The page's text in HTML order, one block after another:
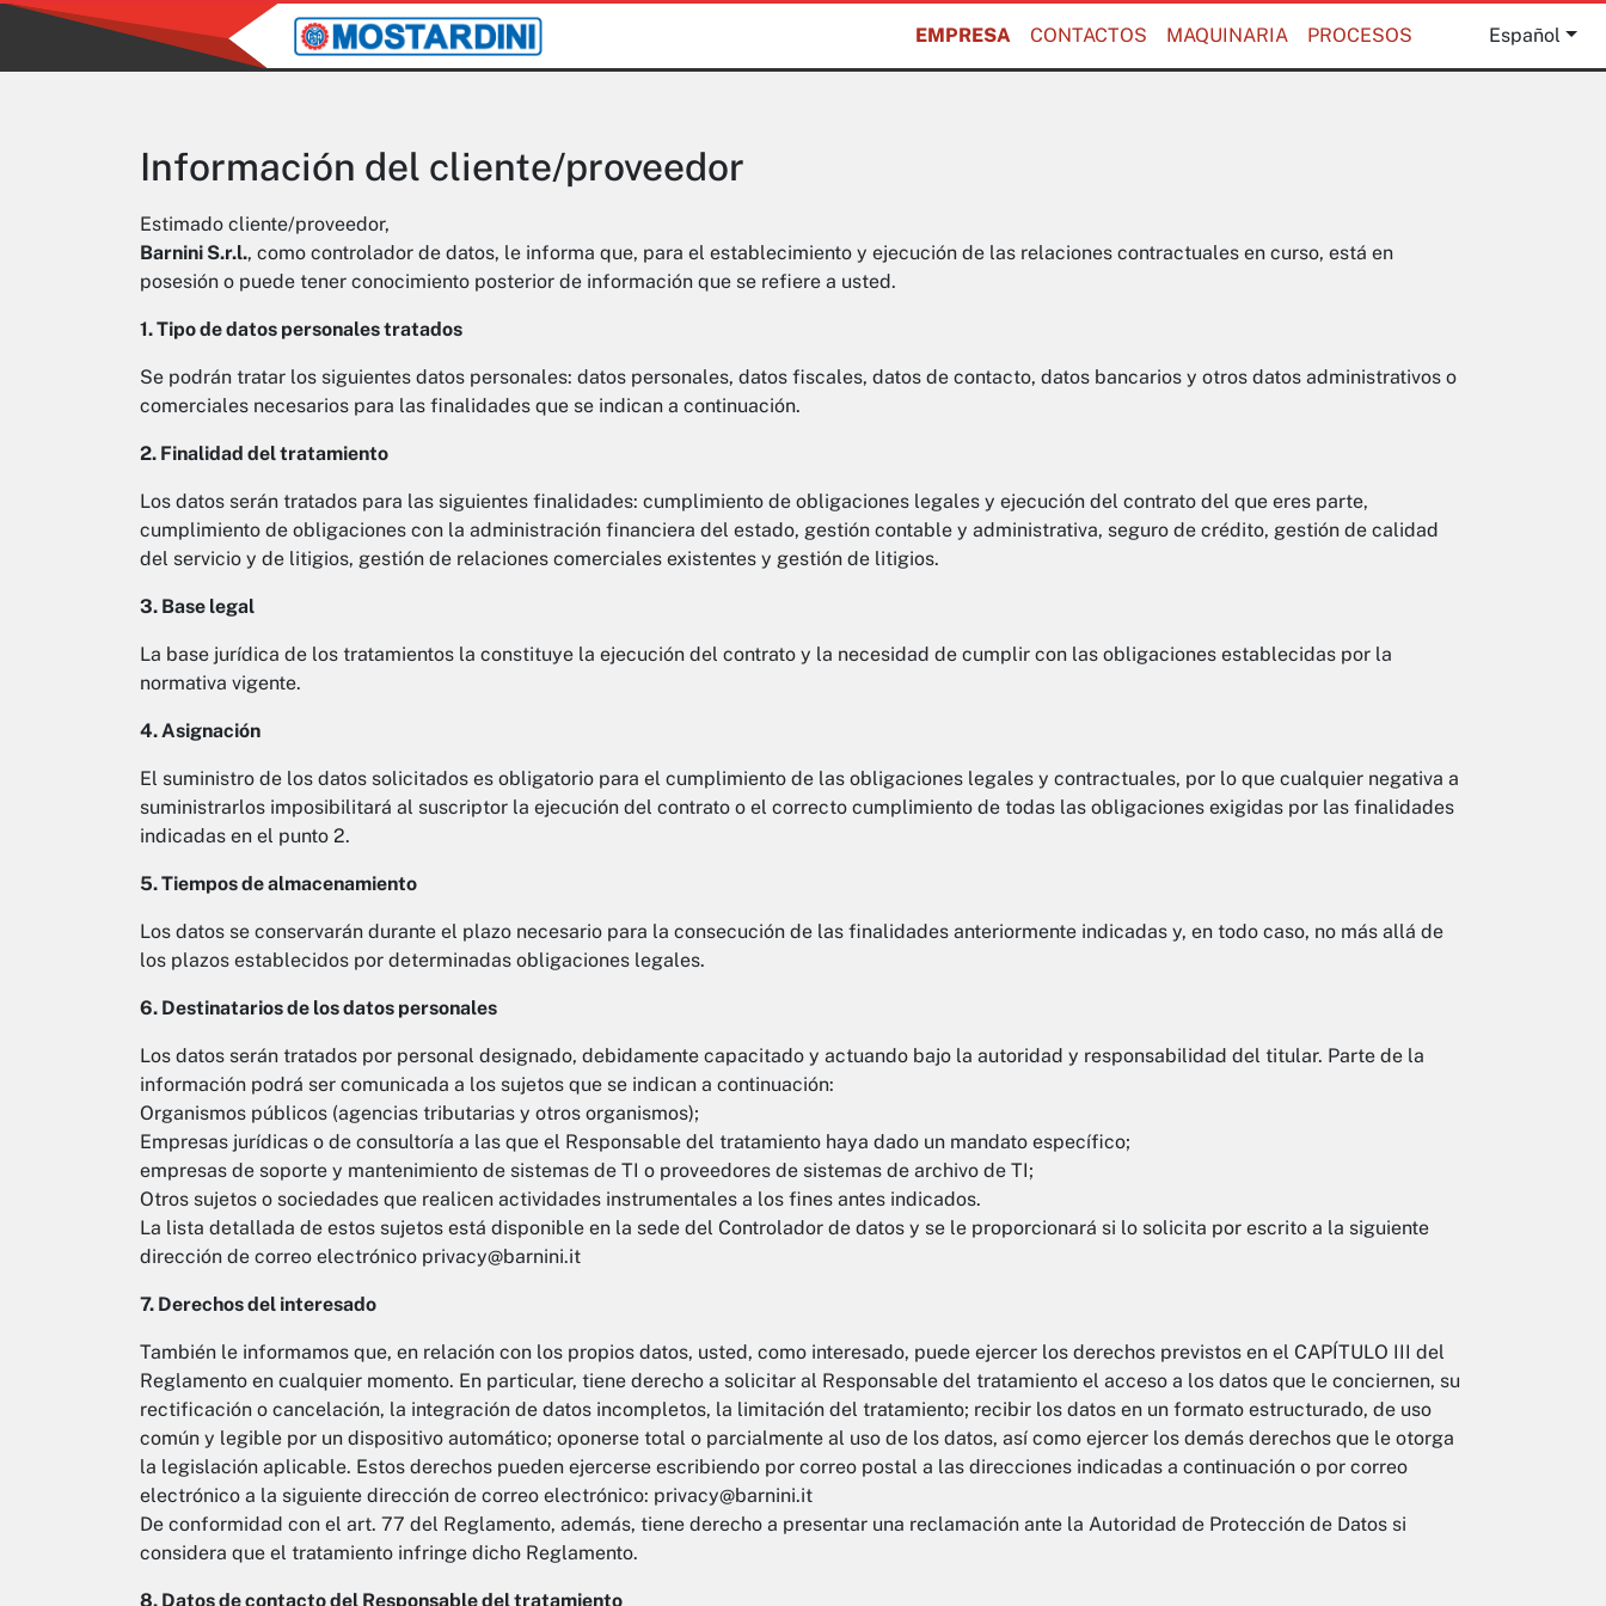
EMPRESA CONTACTOS MAQUINARIA PROCESOS Español
Información del cliente/proveedor
Estimado cliente/proveedor,
Barnini S.r.l., como controlador de datos, le informa que, para el establecimiento y ejecución de las relaciones contractuales en curso, está en
posesión o puede tener conocimiento posterior de información que se refiere a usted.
1. Tipo de datos personales tratados
Se podrán tratar los siguientes datos personales: datos personales, datos fiscales, datos de contacto, datos bancarios y otros datos administrativos o
comerciales necesarios para las finalidades que se indican a continuación.
2. Finalidad del tratamiento
Los datos serán tratados para las siguientes finalidades: cumplimiento de obligaciones legales y ejecución del contrato del que eres parte,
cumplimiento de obligaciones con la administración financiera del estado, gestión contable y administrativa, seguro de crédito, gestión de calidad
del servicio y de litigios, gestión de relaciones comerciales existentes y gestión de litigios.
3. Base legal
La base jurídica de los tratamientos la constituye la ejecución del contrato y la necesidad de cumplir con las obligaciones establecidas por la
normativa vigente.
4. Asignación
El suministro de los datos solicitados es obligatorio para el cumplimiento de las obligaciones legales y contractuales, por lo que cualquier negativa a
suministrarlos imposibilitará al suscriptor la ejecución del contrato o el correcto cumplimiento de todas las obligaciones exigidas por las finalidades
indicadas en el punto 2.
5. Tiempos de almacenamiento
Los datos se conservarán durante el plazo necesario para la consecución de las finalidades anteriormente indicadas y, en todo caso, no más allá de
los plazos establecidos por determinadas obligaciones legales.
6. Destinatarios de los datos personales
Los datos serán tratados por personal designado, debidamente capacitado y actuando bajo la autoridad y responsabilidad del titular. Parte de la
información podrá ser comunicada a los sujetos que se indican a continuación:
Organismos públicos (agencias tributarias y otros organismos);
Empresas jurídicas o de consultoría a las que el Responsable del tratamiento haya dado un mandato específico;
empresas de soporte y mantenimiento de sistemas de TI o proveedores de sistemas de archivo de TI;
Otros sujetos o sociedades que realicen actividades instrumentales a los fines antes indicados.
La lista detallada de estos sujetos está disponible en la sede del Controlador de datos y se le proporcionará si lo solicita por escrito a la siguiente
dirección de correo electrónico privacy@barnini.it
7. Derechos del interesado
También le informamos que, en relación con los propios datos, usted, como interesado, puede ejercer los derechos previstos en el CAPÍTULO III del
Reglamento en cualquier momento. En particular, tiene derecho a solicitar al Responsable del tratamiento el acceso a los datos que le conciernen, su
rectificación o cancelación, la integración de datos incompletos, la limitación del tratamiento; recibir los datos en un formato estructurado, de uso
común y legible por un dispositivo automático; oponerse total o parcialmente al uso de los datos, así como ejercer los demás derechos que le otorga
la legislación aplicable. Estos derechos pueden ejercerse escribiendo por correo postal a las direcciones indicadas a continuación o por correo
electrónico a la siguiente dirección de correo electrónico: privacy@barnini.it
De conformidad con el art. 77 del Reglamento, además, tiene derecho a presentar una reclamación ante la Autoridad de Protección de Datos si
considera que el tratamiento infringe dicho Reglamento.
8. Datos de contacto del Responsable del tratamiento